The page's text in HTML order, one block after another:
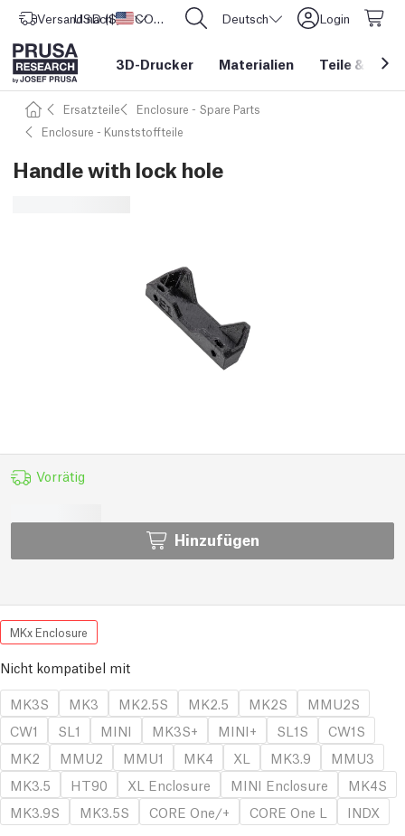
Versand nach Vereinigte Staaten
USD ($) CORE One L: Jetzt auf Lager! Deutsch Login
3D-Drucker Materialien Teile &
Ersatzteile
Enclosure - Spare Parts
Enclosure - Kunststoffteile
Handle with lock hole
Vorrätig
Hinzufügen
MKx Enclosure
Nicht kompatibel mit
MK3S
MK3 MK2.5S MK2.5 MK2S
MMU2S
CW1
SL1 MINI MK3S+ MINI+ SL1S
CW1S
MK2
MMU2 MMU1 MK4 XL MK3.9
MMU3
MK3.5
HT90 XL Enclosure MINI Enclosure
MK4S
MK3.9S
MK3.5S CORE One/+ CORE One L INDX